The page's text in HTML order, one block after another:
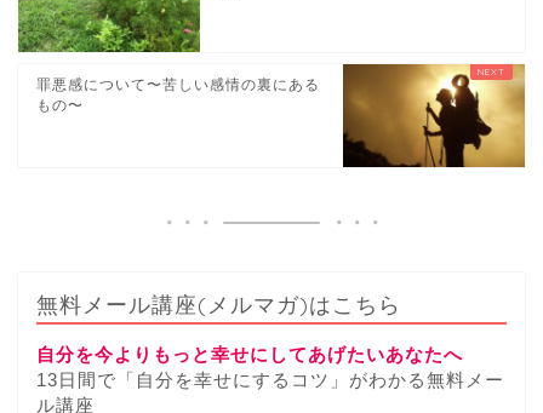
罪悪感について〜苦しい感情の裏にある
もの〜
無料メール講座(メルマガ)はこちら
自分を今よりもっと幸せにしてあげたいあなたへ
13日間で「自分を幸せにするコツ」がわかる無料メー
ル講座